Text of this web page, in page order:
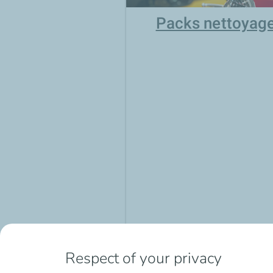
Packs
Respect of your privacy